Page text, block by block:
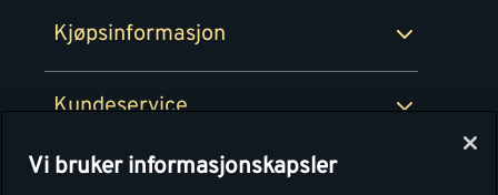
Kjøpsinformasjon
Kundeservice
Montér
Personvern
Vi bruker informasjonskapsler